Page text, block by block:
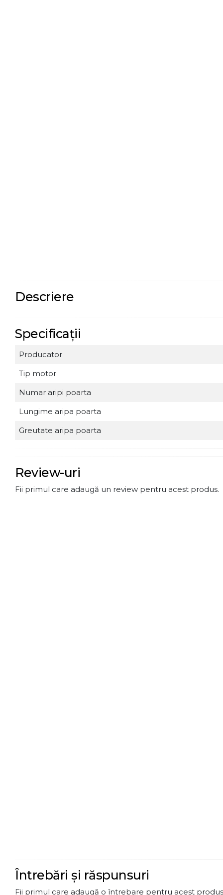
Descriere
Specificații
Producator
Tip motor
Numar aripi poarta
Lungime aripa poarta
Greutate aripa poarta
Review-uri
Fii primul care adaugă un review pentru acest produs.
Întrebări și răspunsuri
Fii primul care adaugă o întrebare pentru acest